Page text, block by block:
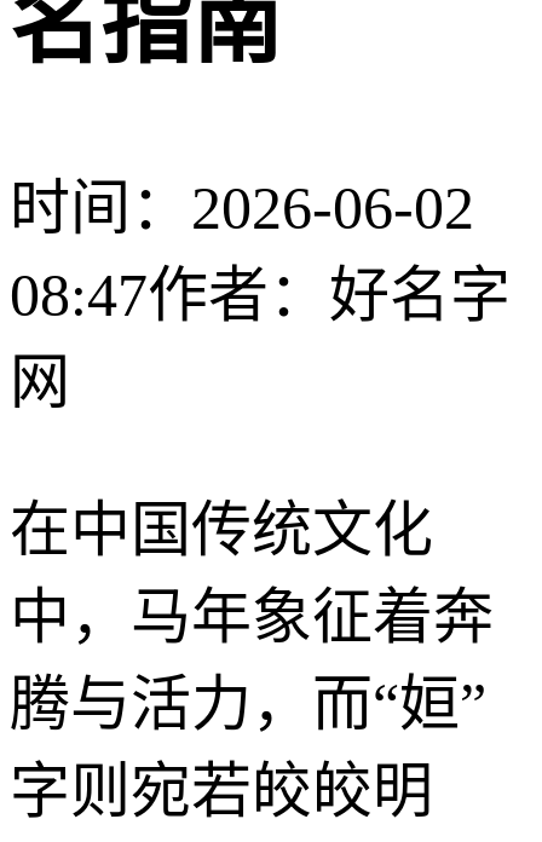
名指南
时间：2026-06-02
08:47作者：好名字
网
在中国传统文化
中，马年象征着奔
腾与活力，而“姮”
字则宛若皎皎明